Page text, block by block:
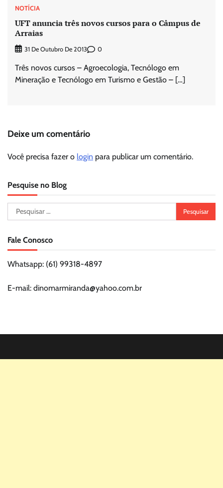
NOTÍCIA
UFT anuncia três novos cursos para o Câmpus de
Arraias
31 De Outubro De 2013 0
Três novos cursos – Agroecologia, Tecnólogo em
Mineração e Tecnólogo em Turismo e Gestão – […]
Deixe um comentário
Você precisa fazer o login para publicar um comentário.
Pesquise no Blog
Pesquisar
por:
Fale Conosco
Whatsapp: (61) 99318-4897
E-mail: dinomarmiranda@yahoo.com.br